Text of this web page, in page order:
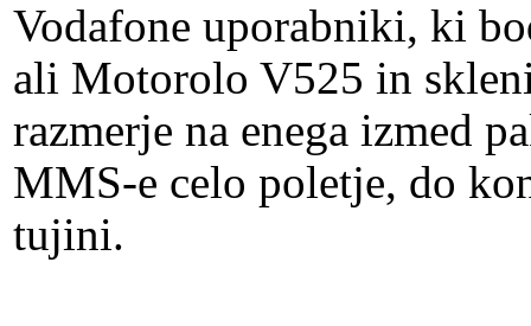
Vodafone uporabniki, ki
ali Motorolo V525 in
razmerje na enega izmed
MMS-e celo poletje, do
tujini.